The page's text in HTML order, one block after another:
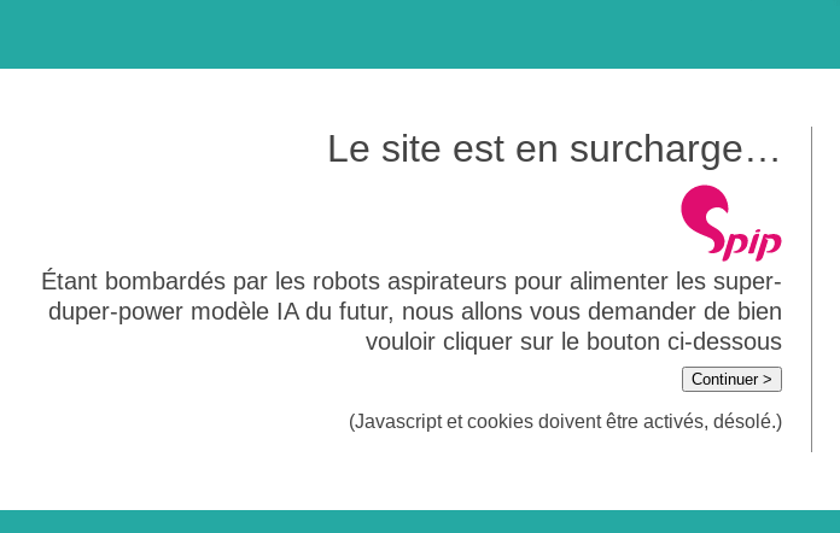
Le site est en surcharge…
Étant bombardés par les robots aspirateurs pour alimenter les super-
duper-power modèle IA du futur, nous allons vous demander de bien
vouloir cliquer sur le bouton ci-dessous
Continuer >
(Javascript et cookies doivent être activés, désolé.)